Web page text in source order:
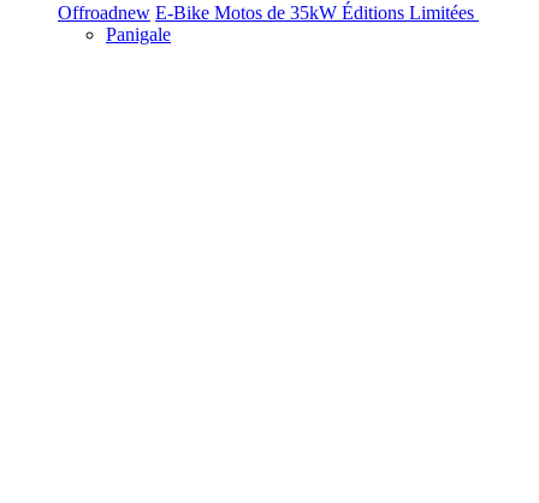
Offroadnew E-Bike Motos de 35kW Éditions Limitées
Panigale